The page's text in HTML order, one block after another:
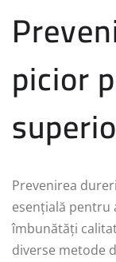
picior
Prevenirea
esențială pentru
îmbunătăți
diverse metode